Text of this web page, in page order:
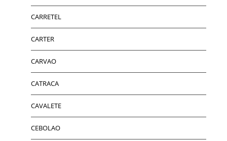
CARRETEL
CARTER
CARVAO
CATRACA
CAVALETE
CEBOLAO